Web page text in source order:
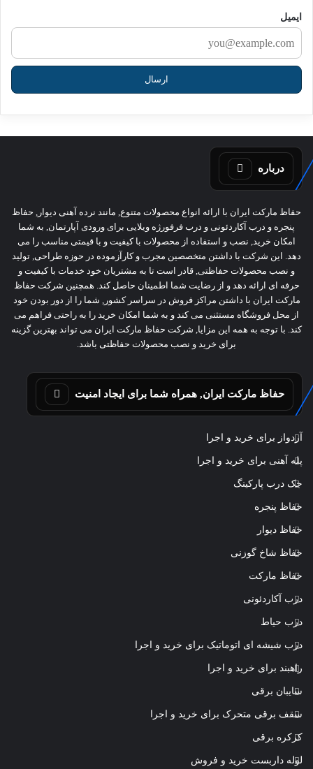
ایمیل
درباره
حفاظ مارکت ایران با ارائه انواع محصولات متنوع, مانند نرده آهنی دیوار, حفاظ
پنجره و درب آکاردئونی و درب فرفورژه ویلایی برای ورودی آپارتمان, به شما
امکان خرید, نصب و استفاده از محصولات با کیفیت و با قیمتی مناسب را می
دهد. این شرکت با داشتن متخصصین مجرب و کارآزموده در حوزه طراحی, تولید
و نصب محصولات حفاظتی, قادر است تا به مشتریان خود خدمات با کیفیت و
حرفه ای ارائه دهد و از رضایت شما اطمینان حاصل کند. همچنین شرکت حفاظ
مارکت ایران با داشتن مراکز فروش در سراسر کشور, شما را از دور بودن خود
از محل فروشگاه مستثنی می کند و به شما امکان خرید را به راحتی فراهم می
کند. با توجه به همه این مزایا, شرکت حفاظ مارکت ایران می تواند بهترین گزینه
برای خرید و نصب محصولات حفاظتی باشد.
حفاظ مارکت ایران, همراه شما برای ایجاد امنیت
آردواز برای خرید و اجرا
پله آهنی برای خرید و اجرا
جک درب پارکینگ
حفاظ پنجره
حفاظ دیوار
حفاظ شاخ گوزنی
حفاظ مارکت
درب آکاردئونی
درب حیاط
درب شیشه ای اتوماتیک برای خرید و اجرا
راهبند برای خرید و اجرا
سایبان برقی
سقف برقی متحرک برای خرید و اجرا
کرکره برقی
لوله داربست خرید و فروش